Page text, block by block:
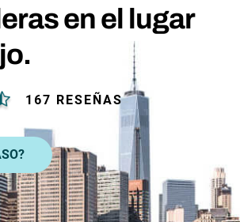
en el lugar
167 RESEÑAS